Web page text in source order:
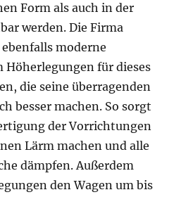
Form als auch in der
werden. Die Firma
ebenfalls moderne
Höherlegungen für dieses
die seine überragenden
besser machen. So sorgt
der Vorrichtungen
Lärm machen und alle
dämpfen. Außerdem
den Wagen um bis